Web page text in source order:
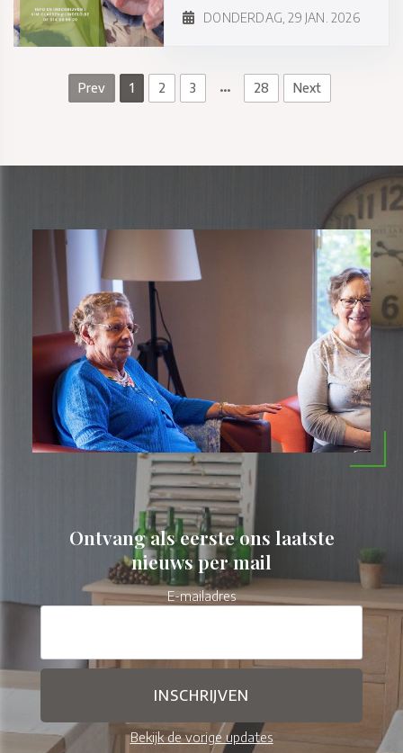
DONDERDAG, 29 JAN. 2026
Prev 1 2 3 … 28 Next
Ontvang als eerste ons laatste
nieuws per mail
E-mailadres
Bekijk de vorige updates